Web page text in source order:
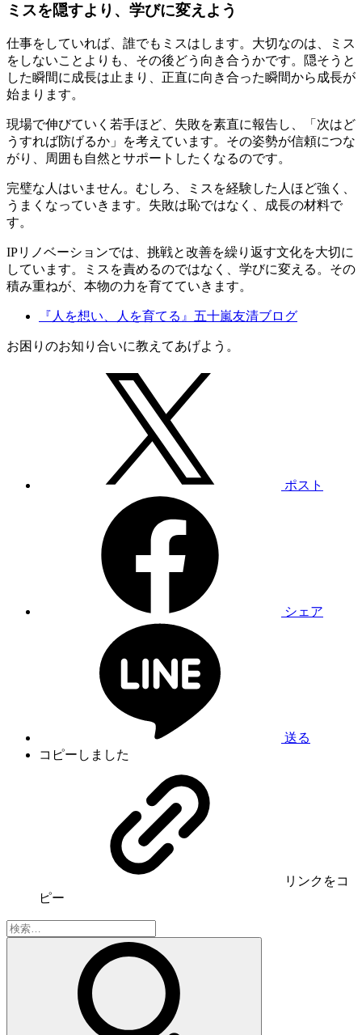
ミスを隠すより、学びに変えよう
仕事をしていれば、誰でもミスはします。大切なのは、ミス
をしないことよりも、その後どう向き合うかです。隠そうと
した瞬間に成長は止まり、正直に向き合った瞬間から成長が
始まります。
現場で伸びていく若手ほど、失敗を素直に報告し、「次はど
うすれば防げるか」を考えています。その姿勢が信頼につな
がり、周囲も自然とサポートしたくなるのです。
完璧な人はいません。むしろ、ミスを経験した人ほど強く、
うまくなっていきます。失敗は恥ではなく、成長の材料で
す。
IPリノベーションでは、挑戦と改善を繰り返す文化を大切に
しています。ミスを責めるのではなく、学びに変える。その
積み重ねが、本物の力を育てていきます。
『人を想い、人を育てる』五十嵐友清ブログ
お困りのお知り合いに教えてあげよう。
ポスト
シェア
送る
コピーしました
リンク をコ
ピー
検
索: